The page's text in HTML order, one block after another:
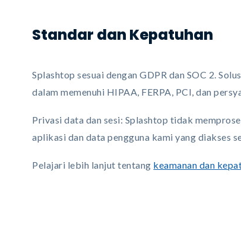
Standar dan Kepatuhan
Splashtop sesuai dengan GDPR dan SOC 2.
dalam memenuhi HIPAA, FERPA, PCI, dan
Privasi data dan sesi: Splashtop tidak
aplikasi dan data pengguna kami yang diakses
Pelajari lebih lanjut tentang keamanan dan